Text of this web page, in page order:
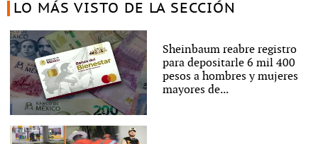
LO MÁS VISTO DE LA SECCIÓN
Sheinbaum reabre registro
para depositarle 6 mil 400
pesos a hombres y mujeres
mayores de...